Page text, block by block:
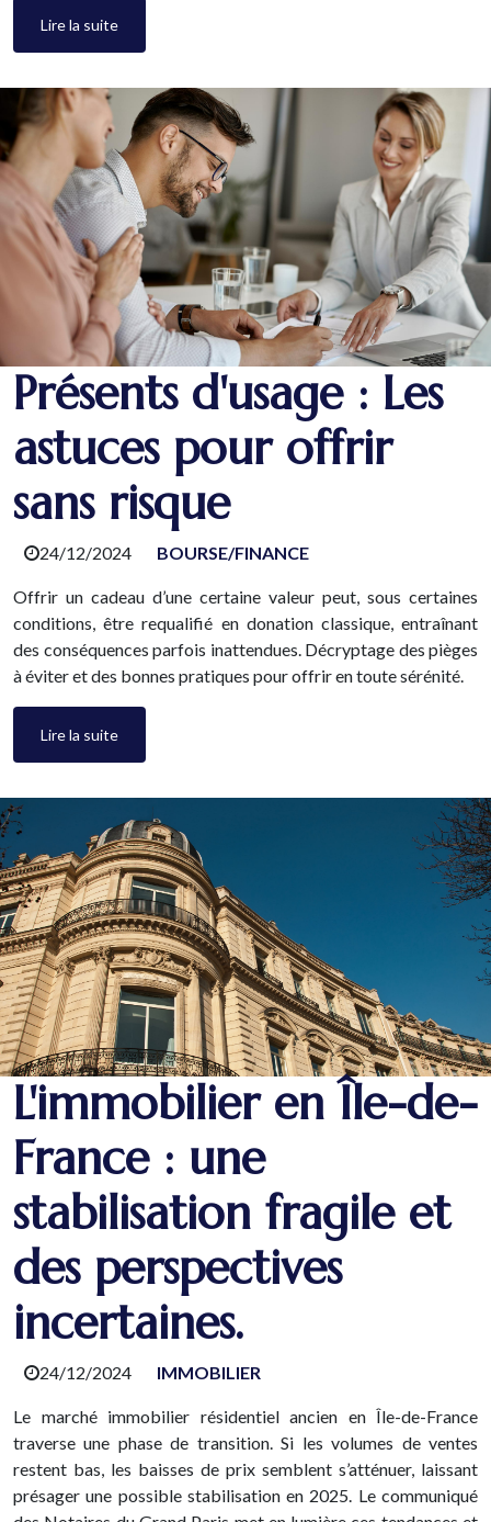
Lire la suite
Présents d'usage : Les
astuces pour offrir
sans risque
24/12/2024 BOURSE/FINANCE
Offrir un cadeau d’une certaine valeur peut, sous certaines
conditions, être requalifié en donation classique, entraînant
des conséquences parfois inattendues. Décryptage des pièges
à éviter et des bonnes pratiques pour offrir en toute sérénité.
Lire la suite
L'immobilier en Île-de-
France : une
stabilisation fragile et
des perspectives
incertaines.
24/12/2024 IMMOBILIER
Le marché immobilier résidentiel ancien en Île-de-France
traverse une phase de transition. Si les volumes de ventes
restent bas, les baisses de prix semblent s’atténuer, laissant
présager une possible stabilisation en 2025. Le communiqué